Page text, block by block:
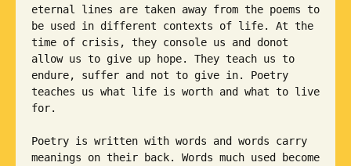
eternal lines are taken away from the poems to
be used in different contexts of life. At the
time of crisis, they console us and donot
allow us to give up hope. They teach us to
endure, suffer and not to give in. Poetry
teaches us what life is worth and what to live
for.
Poetry is written with words and words carry
meanings on their back. Words much used become